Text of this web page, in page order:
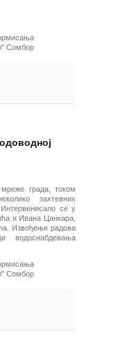
Сомбор
града, током
захтевних
Интервенисало се у
и Ивана Цанкара,
Извођење радова
водоснабдевања
Сомбор